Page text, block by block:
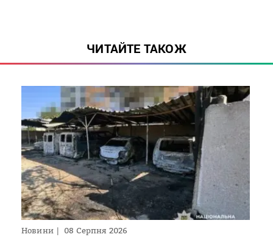
ЧИТАЙТЕ ТАКОЖ
Новини 08 Серпня 2026